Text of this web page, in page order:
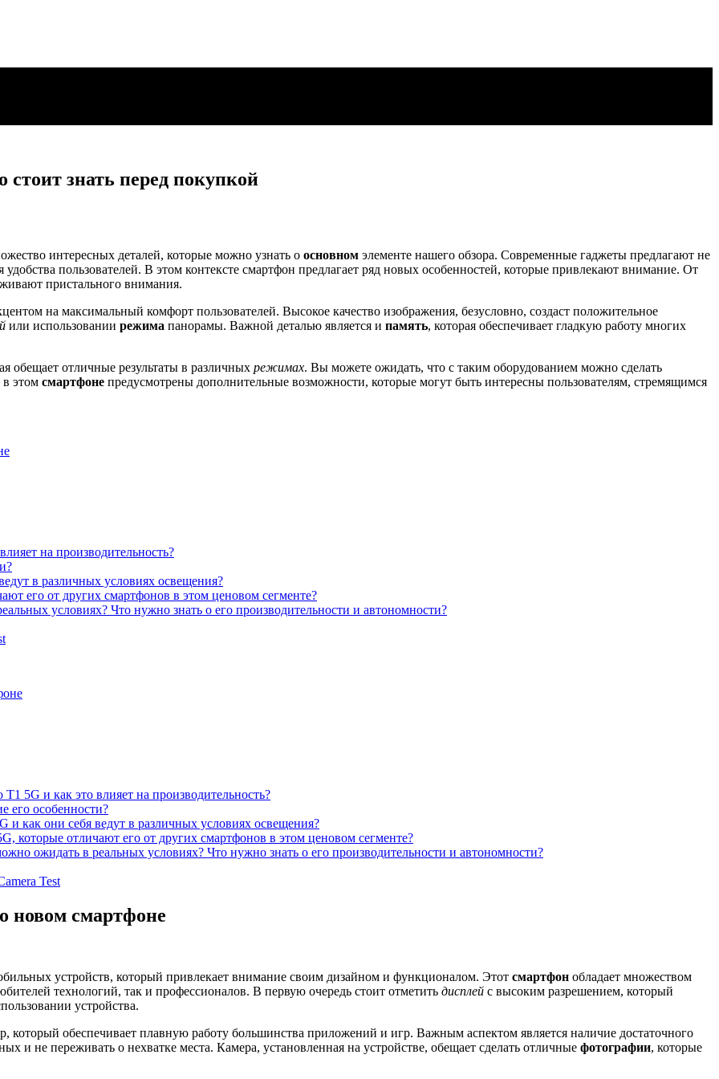
знать перед покупкой
интересных деталей, которые можно узнать о основном элементе нашего обзора. Современные гаджеты предлагают не
пользователей. В этом контексте смартфон предлагает ряд новых особенностей, которые привлекают внимание. От
пристального внимания.
на максимальный комфорт пользователей. Высокое качество изображения, безусловно, создаст положительное
или использовании режима панорамы. Важной деталью является и память, которая обеспечивает гладкую работу многих
обещает отличные результаты в различных режимах. Вы можете ожидать, что с таким оборудованием можно сделать
этом смартфоне предусмотрены дополнительные возможности, которые могут быть интересны пользователям, стремящимся
на производительность?
в различных условиях освещения?
его от других смартфонов в этом ценовом сегменте?
условиях? Что нужно знать о его производительности и автономности?
5G и как это влияет на производительность?
его особенности?
как они себя ведут в различных условиях освещения?
которые отличают его от других смартфонов в этом ценовом сегменте?
ожидать в реальных условиях? Что нужно знать о его производительности и автономности?
Test
новом смартфоне
устройств, который привлекает внимание своим дизайном и функционалом. Этот смартфон обладает множеством
технологий, так и профессионалов. В первую очередь стоит отметить дисплей с высоким разрешением, который
устройства.
обеспечивает плавную работу большинства приложений и игр. Важным аспектом является наличие достаточного
и не переживать о нехватке места. Камера, установленная на устройстве, обещает сделать отличные фотографии, которые